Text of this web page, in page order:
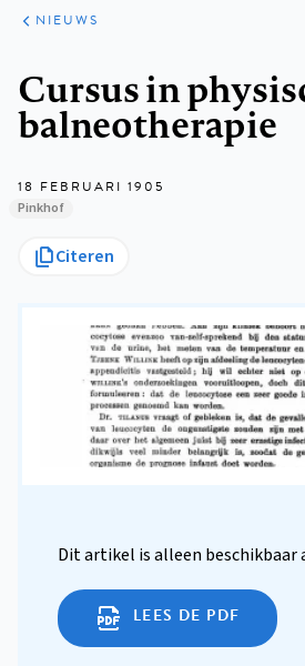
ARTIKELEN
HET
KORT
NIEUWS
Cursus in
balneotherapie
18 FEBRUARI 1905
Pinkhof
Citeren
Dit artikel is alleen beschikbaar
LEES DE PDF